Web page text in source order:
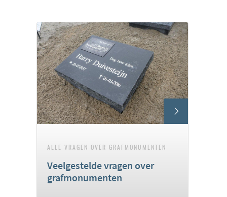
ALLE VRAGEN OVER GRAFMONUMENTEN
Veelgestelde vragen over
grafmonumenten